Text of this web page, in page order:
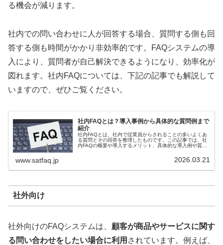
る機会が減ります。
社内での問い合わせに人が回答する場合、質問する側も回
答する側も時間がかかり非効率的です。FAQシステムの導
入により、質問者が自己解決できるようになり、効率化が
図れます。社内FAQについては、下記の記事でも解説して
いますので、ぜひご覧ください。
社内FAQとは？導入事例から具体的な質問例まで
紹介
社内FAQとは、社内で従業員からされることの多いよくあ
る質問とその回答を整理したものです。この記事では、社
内FAQの概要や導入するメリット、具体的な導入例や質問
www.satfaq.jp 2026.03.21
社外向け
社外向けのFAQシステムは、 顧客が商品やサービスに関す
る問い合わせをしたい場合に利用 されています。例えば、